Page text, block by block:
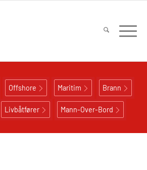
Offshore Maritim Brann
Livbåtfører Mann-Over-Bord